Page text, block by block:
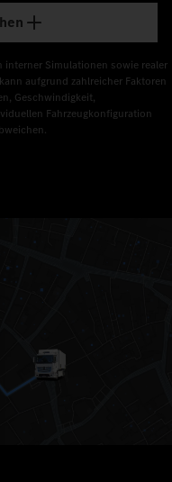
interner Simulationen sowie realer
aufgrund zahlreicher Faktoren
Geschwindigkeit,
Fahrzeugkonfiguration